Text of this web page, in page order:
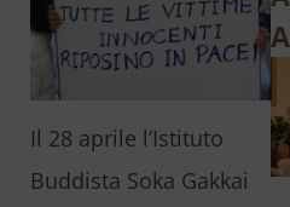
Il 28 aprile l’Istituto
Buddista Soka Gakkai